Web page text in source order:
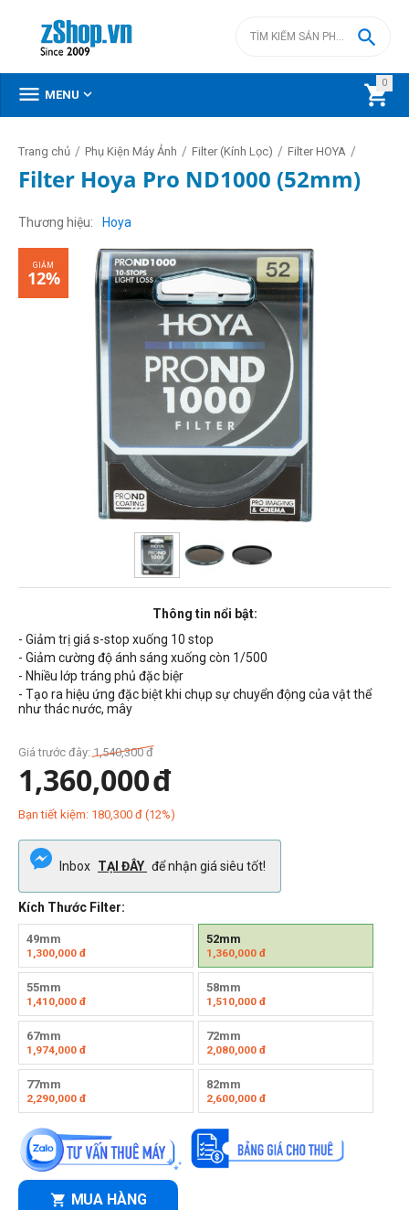
0


 MENU 
Trang chủ / Phụ Kiện Máy Ảnh / Filter (Kính Lọc) / Filter HOYA /
Filter Hoya Pro ND1000 (52mm)
Thương hiệu Hoya
12%
Thông tin nổi bật:
- Giảm trị giá s-stop xuống 10 stop
- Giảm cường độ ánh sáng xuống còn 1/500
- Nhiều lớp tráng phủ đặc biệr
- Tạo ra hiệu ứng đặc biệt khi chụp sự chuyển động của vật thể
như thác nước, mây
Giá trước đây: 1,540,300 đ
1,360,000đ
Bạn tiết kiệm: 180,300 đ (12%)
Inbox TẠI ĐÂY để nhận giá siêu tốt!
Kích Thước Filter:
49mm
1,300,000 đ
52mm
1,360,000đ
55mm
1,410,000 đ
58mm
1,510,000đ
67mm
1,974,000 đ
72mm
2,080,000đ
77mm
2,290,000 đ
82mm
2,600,000đ
MUA HÀNG